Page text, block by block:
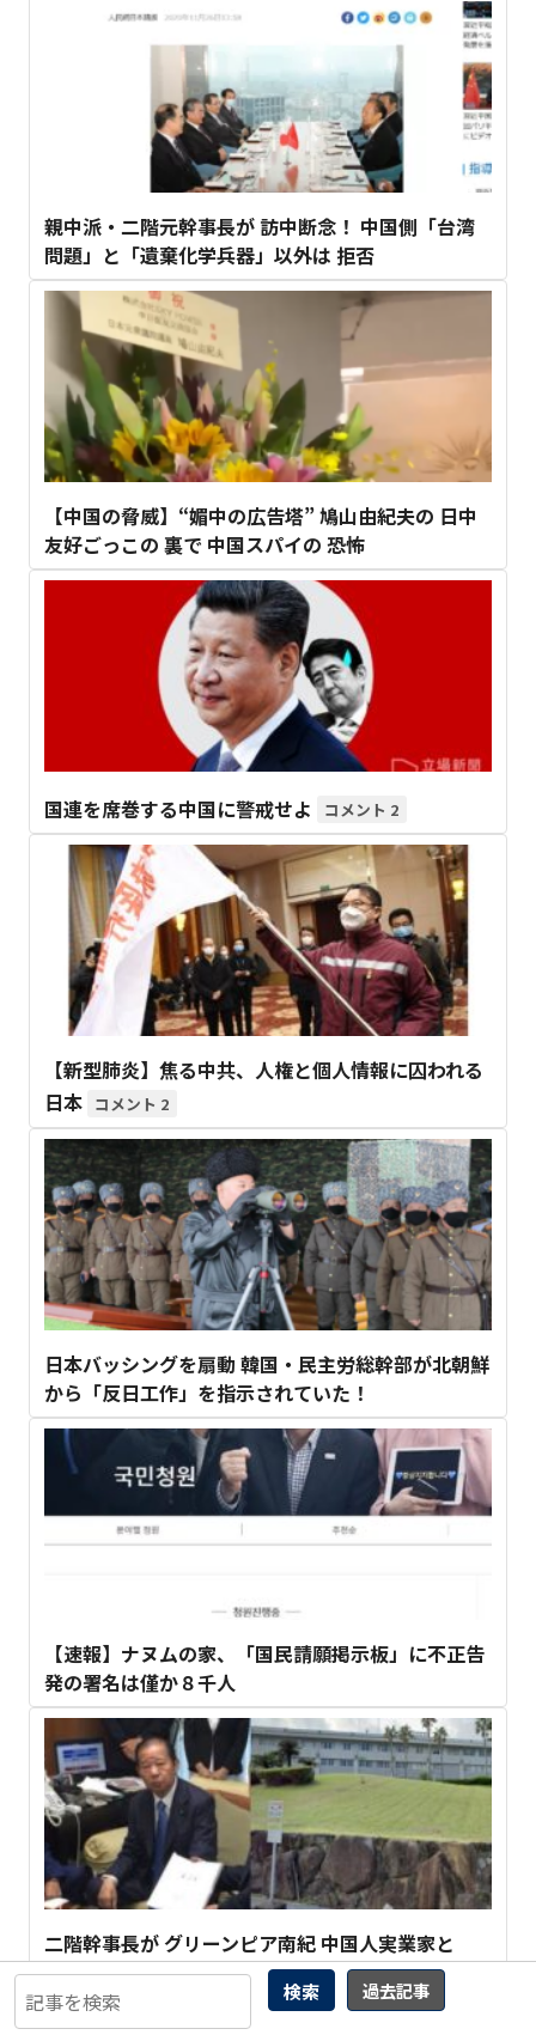
検索 過去記事
親中派・二階元幹事長が 訪中断念！ 中国側「台湾
問題」と「遺棄化学兵器」以外は 拒否
【中国の脅威】“媚中の広告塔” 鳩山由紀夫の 日中
友好ごっこの 裏で 中国スパイの 恐怖
国連を席巻する中国に警戒せよ 2
【新型肺炎】焦る中共、人権と個人情報に囚われる
日本
2
日本バッシングを扇動 韓国・民主労総幹部が北朝鮮
から「反日工作」を指示されていた！
【速報】ナヌムの家、「国民請願掲示板」に不正告
発の署名は僅か８千人
二階幹事長が グリーンピア南紀 中国人実業家と
「コロナ」でつながっていた！